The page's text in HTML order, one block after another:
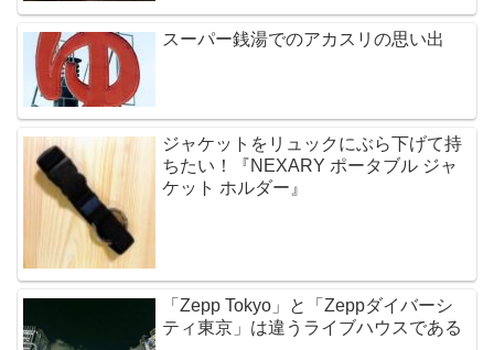
スーパー銭湯でのアカスリの思い出
ジャケットをリュックにぶら下げて持
ちたい！『NEXARY ポータブル ジャ
ケット ホルダー』
「Zepp Tokyo」と「Zeppダイバーシ
ティ東京」は違うライブハウスである